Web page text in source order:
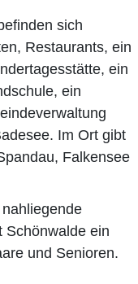
sich
Restaurants, ein
ein
ein
Im Ort gibt
Falkensee
Schönwalde ein
und Senioren.